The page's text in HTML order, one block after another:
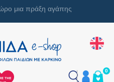
μια πράξη αγάπης
0